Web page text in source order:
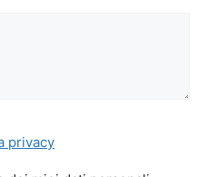
privacy